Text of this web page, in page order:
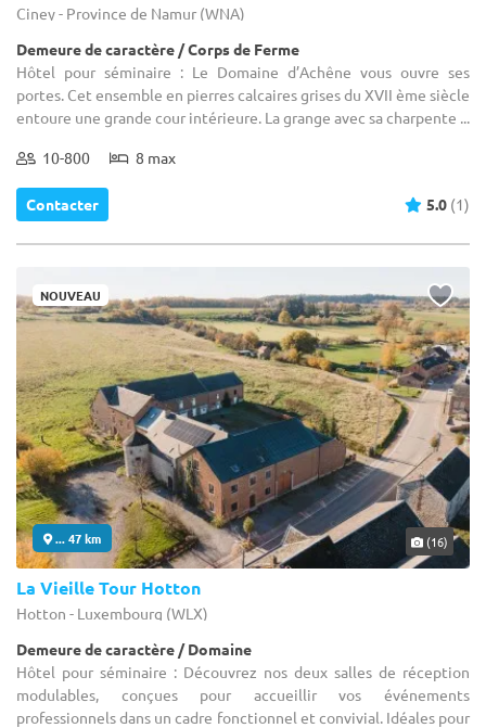
Ciney - Province de Namur (WNA)
Demeure de caractère / Corps de Ferme
Hôtel pour séminaire : Le Domaine d’Achêne vous ouvre ses
portes. Cet ensemble en pierres calcaires grises du XVII ème siècle
entoure une grande cour intérieure. La grange avec sa charpente ...
10-800 8 max
Contacter 5.0 (1)
NOUVEAU
... 47 km (16)
La Vieille Tour Hotton
Hotton - Luxembourg (WLX)
Demeure de caractère / Domaine
Hôtel pour séminaire : Découvrez nos deux salles de réception
modulables, conçues pour accueillir vos événements
professionnels dans un cadre fonctionnel et convivial. Idéales pour